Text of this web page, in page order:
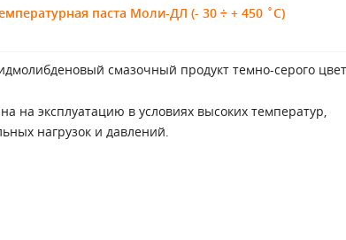
паста Моли-ДЛ (- 30 ÷ + 450 ˚С)
смазочный продукт темно-серого
на эксплуатацию в условиях высоких температур,
нагрузок и давлений.